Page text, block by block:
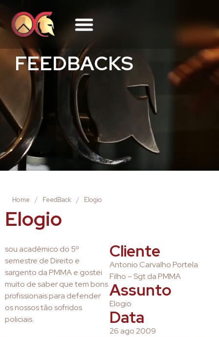
FEEDBACKS
Home / FeedBack / Elogio
Elogio
sou acadêmico do 5º
semestre de Direito e
sargento da PMMA e gostei
muito de saber que tem bons
profissionais para defender
os nossos tão sofridos
policiais.
Cliente
Antonio Carvalho Portela
Filho – Sgt da PMMA
Assunto
Elogio
Data
26 ago 2009